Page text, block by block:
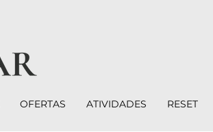
OFERTAS ATIVIDADES RESET